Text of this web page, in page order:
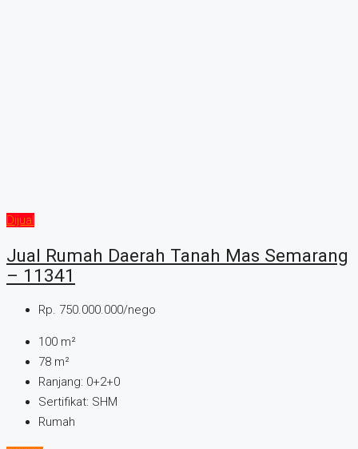
Dijual
Jual Rumah Daerah Tanah Mas Semarang
– 11341
Rp. 750.000.000/nego
100 m²
78 m²
Ranjang: 0+2+0
Sertifikat: SHM
Rumah